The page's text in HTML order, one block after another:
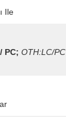
Ile
PC; OTH:LC/PC